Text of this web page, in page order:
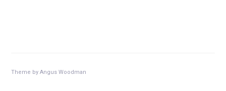
Theme by Angus Woodman